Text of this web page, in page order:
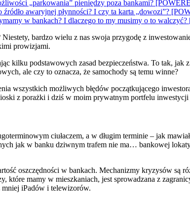
„parkowania” pieniędzy poza bankami?
awaryjnej płynności? I czy ta karta „dowozi”?
w bankach? I dlaczego to my musimy o to
bardzo wielu z nas swoja przygodę z
prowizjami.
kilku podstawowych zasad bezpieczeństwa. To tak,
ale czy to oznacza, że samochody są temu winne?
wszystkich możliwych błędów początkującego
z porażki i dziś w moim prywatnym portfelu
ciułaczem, a w długim terminie – jak
jak w banku dziwnym trafem nie ma… bankowej
oszczędności w bankach. Mechanizmy kryzysów są
mamy w mieszkaniach, jest sprowadzana z
mniej iPadów i telewizorów.